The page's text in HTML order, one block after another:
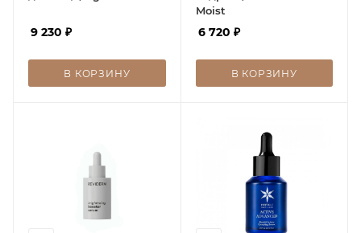
9 230 ₽
В КОРЗИНУ
Moist
6 720 ₽
В КОРЗИНУ